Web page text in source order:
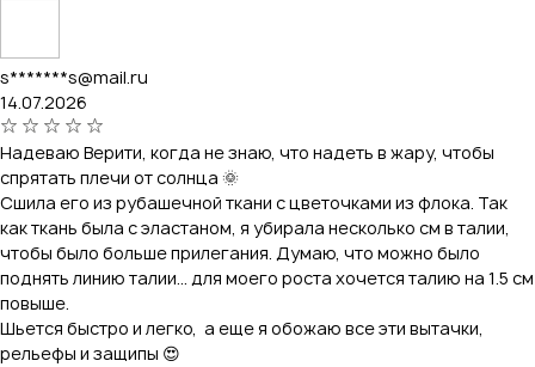
s*******s@mail.ru
14.07.2026
Надеваю Верити, когда не знаю, что надеть в жару, чтобы
спрятать плечи от солнца 🌞
Сшила его из рубашечной ткани с цветочками из флока. Так
как ткань была с эластаном, я убирала несколько см в талии,
чтобы было больше прилегания. Думаю, что можно было
поднять линию талии... для моего роста хочется талию на 1.5 см
повыше.
Шьется быстро и легко, а еще я обожаю все эти вытачки,
рельефы и защипы 😍